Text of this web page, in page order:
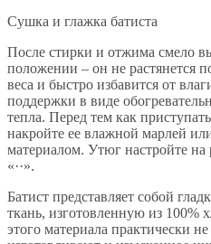
Сушка и глажка батиста
После стирки и отжима смело
положении – он не растянется
веса и быстро избавится от
поддержки в виде
тепла. Перед тем как
накройте ее влажной марлей
материалом. Утюг настройте
«··».
Батист представляет собой
ткань, изготовленную из
этого материала практически